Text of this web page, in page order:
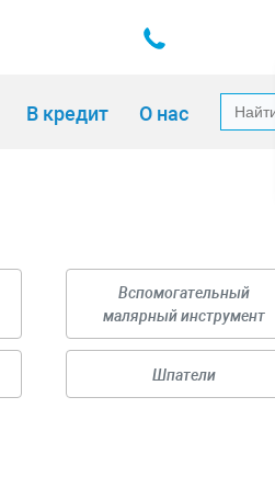
В кредит О нас
Вспомогательный
малярный инструмент
Шпатели